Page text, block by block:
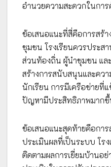
อำนวยความสะดวกในกา
ข้อเสนอแนะที่สี่คือการสร้
ชุมชน โรงเรียนควรประส
ส่วนท้องถิ่น ผู้นำชุมชน แล
สร้างการสนับสนุนและคว
นักเรียน การมีเครือข่ายที่
ปัญหามีประสิทธิภาพมาก
ข้อเสนอแนะสุดท้ายคือกา
ประเมินผลที่เป็นระบบ โร
ติดตามผลการเยี่ยมบ้านอย่